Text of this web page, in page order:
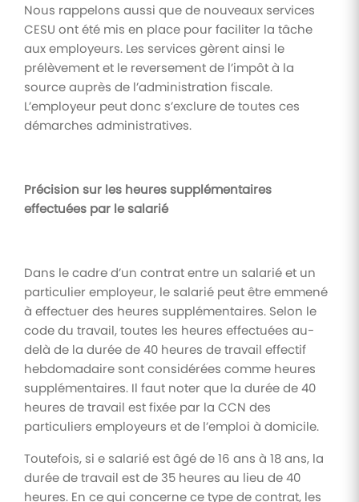
Nous rappelons aussi que de nouveaux services
CESU ont été mis en place pour faciliter la tâche
aux employeurs. Les services gèrent ainsi le
prélèvement et le reversement de l’impôt à la
source auprès de l’administration fiscale.
L’employeur peut donc s’exclure de toutes ces
démarches administratives.
Précision sur les heures supplémentaires
effectuées par le salarié
Dans le cadre d’un contrat entre un salarié et un
particulier employeur, le salarié peut être emmené
à effectuer des heures supplémentaires. Selon le
code du travail, toutes les heures effectuées au-
delà de la durée de 40 heures de travail effectif
hebdomadaire sont considérées comme heures
supplémentaires. Il faut noter que la durée de 40
heures de travail est fixée par la CCN des
particuliers employeurs et de l’emploi à domicile.
Toutefois, si e salarié est âgé de 16 ans à 18 ans, la
durée de travail est de 35 heures au lieu de 40
heures. En ce qui concerne ce type de contrat, les